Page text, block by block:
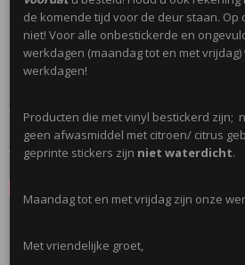
Afmetingen; (5,5x5,5)cm met veer 11cm
Niet geschik onder drie jaar!
Reacties
Ook interessant
de komende tijd voor de deur staan. Op
niet! Voor alle onbestickerde en
werkdagen (maandag tot en met
werkdagen!
Producten die met vinyl bestickerd zijn;
geen afwasmiddel met citroen/ citrus
geprinte stickers zijn niet waterdicht.
Maandag tot en met vrijdag zijn onze
Met vriendelijke groet,